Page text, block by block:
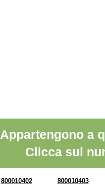
Appartengono a
Clicca sul
800010402 800010403